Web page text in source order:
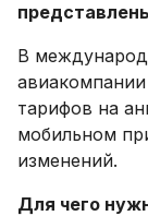
В
тарифов на
мобильном
изменений.
Для чего